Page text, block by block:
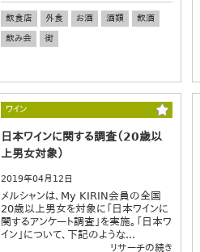
飲食店 外食 お酒 酒類
飲酒
飲み会
街
ワイン
日本ワインに関する調査（20歳以
上男女対象）
2019年04月12日
メルシャンは、My KIRIN会員の全国
20歳以上男女を対象に「日本ワインに
関するアンケート調査」を実施。「日本ワ
イン」について、下記のような...
リサーチの続き